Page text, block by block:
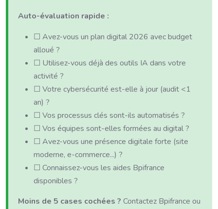
Auto-évaluation rapide :
☐ Avez-vous un plan digital 2026 avec budget
alloué ?
☐ Utilisez-vous déjà des outils IA dans votre
activité ?
☐ Votre cybersécurité est-elle à jour (audit <1
an) ?
☐ Vos processus clés sont-ils automatisés ?
☐ Vos équipes sont-elles formées au digital ?
☐ Avez-vous une présence digitale forte (site
moderne, e-commerce...) ?
☐ Connaissez-vous les aides Bpifrance
disponibles ?
Moins de 5 cases cochées ? Contactez Bpifrance ou